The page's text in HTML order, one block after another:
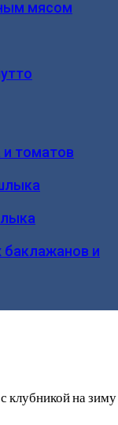
мясом
и томатов
баклажанов и
клубникой на зиму